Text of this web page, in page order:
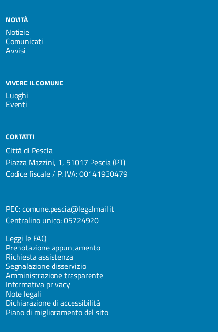
NOVITÀ
Notizie
Comunicati
Avvisi
VIVERE IL COMUNE
Luoghi
Eventi
CONTATTI
Città di Pescia
Piazza Mazzini, 1, 51017 Pescia (PT)
Codice fiscale / P. IVA: 00141930479
PEC:comune.pescia@legalmail.it
Centralino unico:05724920
Leggi le FAQ
Prenotazione appuntamento
Richiesta assistenza
Segnalazione disservizio
Amministrazione trasparente
Informativa privacy
Note legali
Dichiarazione di accessibilità
Piano di miglioramento del sito